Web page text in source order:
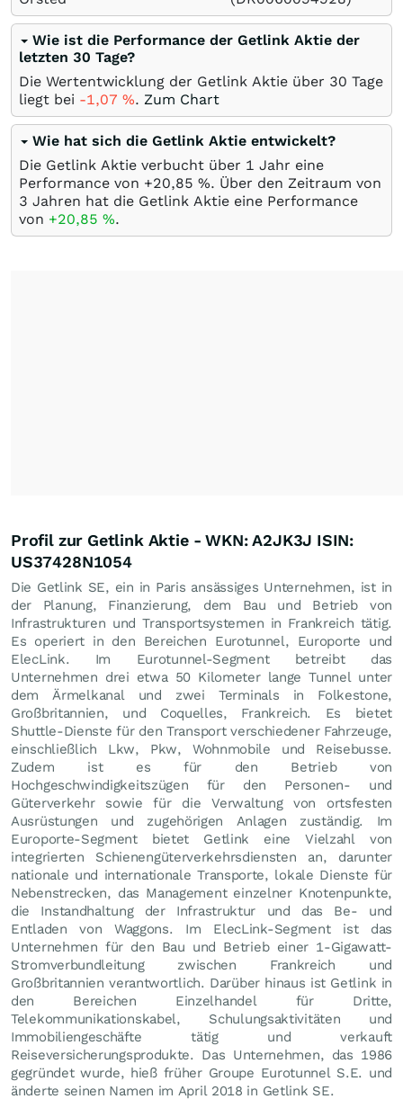
Wie ist die Performance der Getlink Aktie der
letzten 30 Tage?
Die Wertentwicklung der Getlink Aktie über 30 Tage
liegt bei -1,07 %. Zum Chart
Wie hat sich die Getlink Aktie entwickelt?
Die Getlink Aktie verbucht über 1 Jahr eine
Performance von +20,85 %. Über den Zeitraum von
3 Jahren hat die Getlink Aktie eine Performance
von +20,85 %.
Profil zur Getlink Aktie - WKN: A2JK3J ISIN:
US37428N1054
Die Getlink SE, ein in Paris ansässiges Unternehmen, ist in
der Planung, Finanzierung, dem Bau und Betrieb von
Infrastrukturen und Transportsystemen in Frankreich tätig.
Es operiert in den Bereichen Eurotunnel, Europorte und
ElecLink. Im Eurotunnel-Segment betreibt das
Unternehmen drei etwa 50 Kilometer lange Tunnel unter
dem Ärmelkanal und zwei Terminals in Folkestone,
Großbritannien, und Coquelles, Frankreich. Es bietet
Shuttle-Dienste für den Transport verschiedener Fahrzeuge,
einschließlich Lkw, Pkw, Wohnmobile und Reisebusse.
Zudem ist es für den Betrieb von
Hochgeschwindigkeitszügen für den Personen- und
Güterverkehr sowie für die Verwaltung von ortsfesten
Ausrüstungen und zugehörigen Anlagen zuständig. Im
Europorte-Segment bietet Getlink eine Vielzahl von
integrierten Schienengüterverkehrsdiensten an, darunter
nationale und internationale Transporte, lokale Dienste für
Nebenstrecken, das Management einzelner Knotenpunkte,
die Instandhaltung der Infrastruktur und das Be- und
Entladen von Waggons. Im ElecLink-Segment ist das
Unternehmen für den Bau und Betrieb einer 1-Gigawatt-
Stromverbundleitung zwischen Frankreich und
Großbritannien verantwortlich. Darüber hinaus ist Getlink in
den Bereichen Einzelhandel für Dritte,
Telekommunikationskabel, Schulungsaktivitäten und
Immobiliengeschäfte tätig und verkauft
Reiseversicherungsprodukte. Das Unternehmen, das 1986
gegründet wurde, hieß früher Groupe Eurotunnel S.E. und
änderte seinen Namen im April 2018 in Getlink SE.